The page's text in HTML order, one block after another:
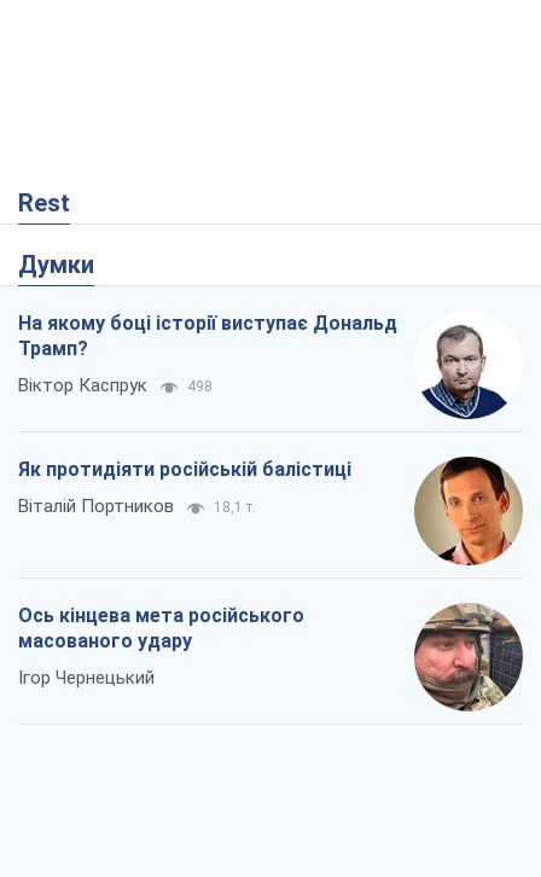
Rest
Думки
На якому боці історії виступає Дональд
Трамп?
Віктор Каспрук 498
Як протидіяти російській балістиці
Віталій Портников 18,1 т.
Ось кінцева мета російського
масованого удару
Ігор Чернецький